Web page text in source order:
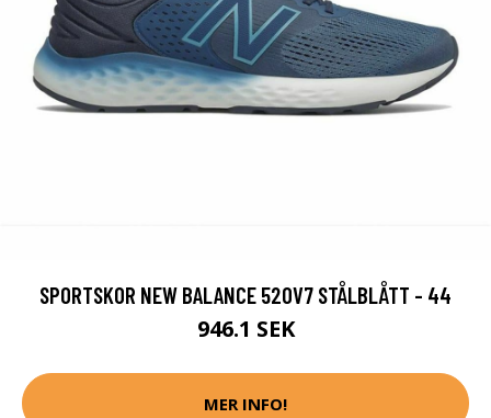
SPORTSKOR NEW BALANCE 520V7 STÅLBLÅTT - 44
946.1 SEK
MER INFO!